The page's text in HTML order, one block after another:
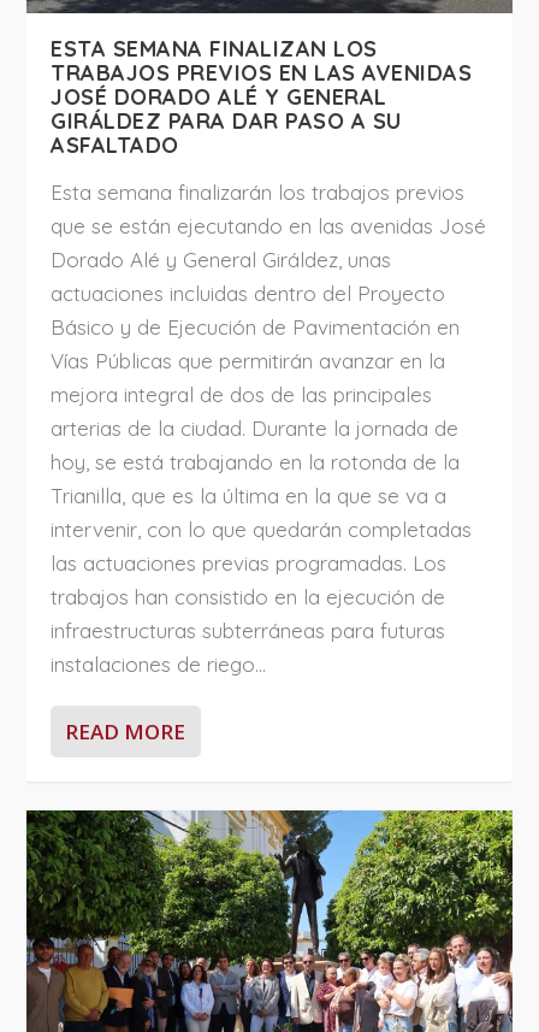
ESTA SEMANA FINALIZAN LOS
TRABAJOS PREVIOS EN LAS AVENIDAS
JOSÉ DORADO ALÉ Y GENERAL
GIRÁLDEZ PARA DAR PASO A SU
ASFALTADO
Esta semana finalizarán los trabajos previos
que se están ejecutando en las avenidas José
Dorado Alé y General Giráldez, unas
actuaciones incluidas dentro del Proyecto
Básico y de Ejecución de Pavimentación en
Vías Públicas que permitirán avanzar en la
mejora integral de dos de las principales
arterias de la ciudad. Durante la jornada de
hoy, se está trabajando en la rotonda de la
Trianilla, que es la última en la que se va a
intervenir, con lo que quedarán completadas
las actuaciones previas programadas. Los
trabajos han consistido en la ejecución de
infraestructuras subterráneas para futuras
instalaciones de riego...
READ MORE